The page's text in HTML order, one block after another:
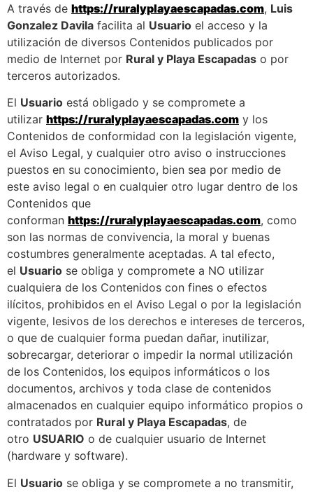
A través de https://ruralyplayaescapadas.com, Luis
Gonzalez Davila facilita al Usuario el acceso y la
utilización de diversos Contenidos publicados por
medio de Internet por Rural y Playa Escapadas o por
terceros autorizados.
El Usuario está obligado y se compromete a
utilizar https://ruralyplayaescapadas.com y los
Contenidos de conformidad con la legislación vigente,
el Aviso Legal, y cualquier otro aviso o instrucciones
puestos en su conocimiento, bien sea por medio de
este aviso legal o en cualquier otro lugar dentro de los
Contenidos que
conforman https://ruralyplayaescapadas.com, como
son las normas de convivencia, la moral y buenas
costumbres generalmente aceptadas. A tal efecto,
el Usuario se obliga y compromete a NO utilizar
cualquiera de los Contenidos con fines o efectos
ilícitos, prohibidos en el Aviso Legal o por la legislación
vigente, lesivos de los derechos e intereses de terceros,
o que de cualquier forma puedan dañar, inutilizar,
sobrecargar, deteriorar o impedir la normal utilización
de los Contenidos, los equipos informáticos o los
documentos, archivos y toda clase de contenidos
almacenados en cualquier equipo informático propios o
contratados por Rural y Playa Escapadas, de
otro USUARIO o de cualquier usuario de Internet
(hardware y software).
El Usuario se obliga y se compromete a no transmitir,